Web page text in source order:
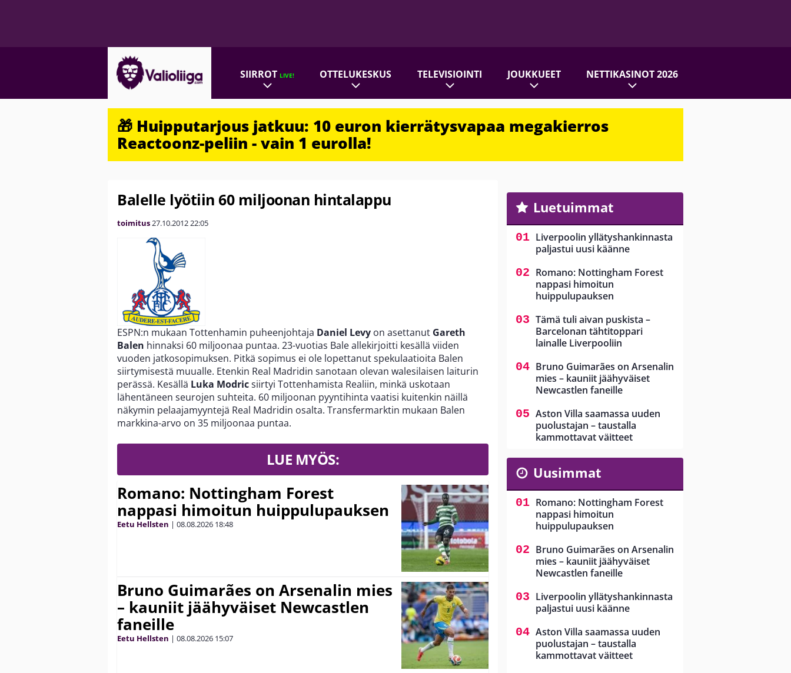
SIIRROTLIVE! OTTELUKESKUS TELEVISIOINTI JOUKKUEET NETTIKASINOT 2026
🎁 Huipputarjous jatkuu: 10 euron kierrätysvapaa megakierros
Reactoonz-peliin - vain 1 eurolla!
Balelle lyötiin 60 miljoonan hintalappu
toimitus27.10.201222:05
ESPN:n mukaan Tottenhamin puheenjohtaja Daniel Levy on asettanut Gareth
Balen hinnaksi 60 miljoonaa puntaa. 23-vuotias Bale allekirjoitti kesällä viiden
vuoden jatkosopimuksen. Pitkä sopimus ei ole lopettanut spekulaatioita Balen
siirtymisestä muualle. Etenkin Real Madridin sanotaan olevan walesilaisen laiturin
perässä. Kesällä Luka Modricsiirtyi Tottenhamista Realiin, minkä uskotaan
lähentäneen seurojen suhteita. 60 miljoonan pyyntihinta vaatisi kuitenkin näillä
näkymin pelaajamyyntejä Real Madridin osalta. Transfermarktin mukaan Balen
markkina-arvo on 35 miljoonaa puntaa.
LUE MYÖS:
Romano: Nottingham Forest
nappasi himoitun huippulupauksen
Eetu Hellsten | 08.08.2026 18:48
Bruno Guimarães on Arsenalin mies
– kauniit jäähyväiset Newcastlen
faneille
Eetu Hellsten | 08.08.2026 15:07
Luetuimmat
Liverpoolin yllätyshankinnasta
paljastui uusi käänne
Romano: Nottingham Forest
nappasi himoitun
huippulupauksen
Tämä tuli aivan puskista –
Barcelonan tähtitoppari
lainalle Liverpooliin
Bruno Guimarães on Arsenalin
mies – kauniit jäähyväiset
Newcastlen faneille
Aston Villa saamassa uuden
puolustajan – taustalla
kammottavat väitteet
Uusimmat
Romano: Nottingham Forest
nappasi himoitun
huippulupauksen
Bruno Guimarães on Arsenalin
mies – kauniit jäähyväiset
Newcastlen faneille
Liverpoolin yllätyshankinnasta
paljastui uusi käänne
Aston Villa saamassa uuden
puolustajan – taustalla
kammottavat väitteet